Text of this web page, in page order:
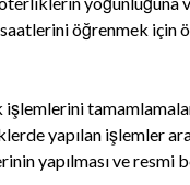
öğrenmek için
yapılan işlemler
yapılması ve resmi